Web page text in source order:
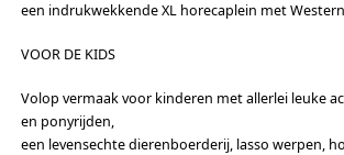
een indrukwekkende XL horecaplein met
VOOR DE KIDS
Volop vermaak voor kinderen met allerlei leuke
en ponyrijden,
een levensechte dierenboerderij, lasso werpen,